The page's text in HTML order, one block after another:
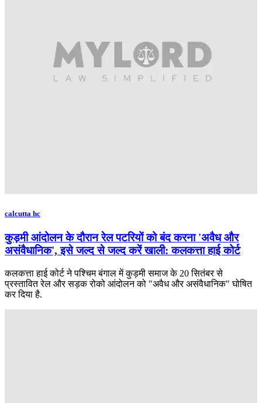
calcutta hc
कुड़मी आंदोलन के दौरान रेल पटरियों को बंद करना 'अवैध और
असंवैधानिक', इसे जल्द से जल्द करें खाली: कलकत्ता हाई कोर्ट
कलकत्ता हाई कोर्ट ने पश्चिम बंगाल में कुड़मी समाज के 20 सितंबर से
प्रस्तावित रेल और सड़क रोको आंदोलन को "अवैध और असंवैधानिक" घोषित
कर दिया है.